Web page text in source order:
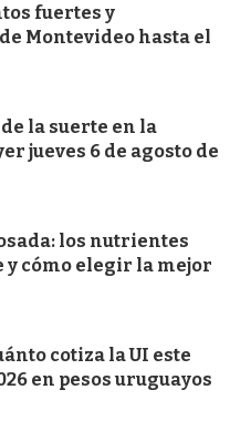
fuertes y
Montevideo hasta el
la suerte en la
jueves 6 de agosto de
los nutrientes
y cómo elegir la mejor
cotiza la UI este
en pesos uruguayos